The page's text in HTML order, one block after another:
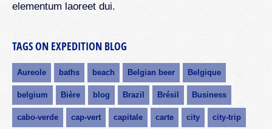
elementum laoreet dui.
TAGS ON EXPEDITION BLOG
Aureole baths beach Belgian beer Belgique
belgium Bière blog Brazil Brésil Business
cabo-verde cap-vert capitale carte city city-trip